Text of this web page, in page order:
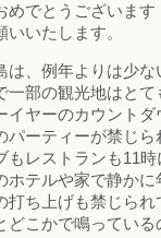
めでとうございます
いたします。
は、例年よりは少な
一部の観光地はとて
イヤーのカウントダ
パーティーが禁じら
もレストランも11
ホテルや家で静かに
打ち上げも禁じられ
どこかで鳴っている